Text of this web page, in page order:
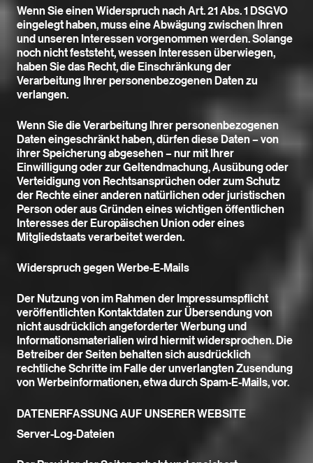
PROGRAMM
CORPORATE EVENTS
RESERVIERUNGEN
LOCATION
KONTAKT
Wenn Sie einen Widerspruch nach Art. 21 Abs. 1 DSGVO
eingelegt haben, muss eine Abwägung zwischen Ihren
und unseren Interessen vorgenommen werden. Solange
noch nicht feststeht, wessen Interessen überwiegen,
haben Sie das Recht, die Einschränkung der
Verarbeitung Ihrer personenbezogenen Daten zu
verlangen.
Wenn Sie die Verarbeitung Ihrer personenbezogenen
Daten eingeschränkt haben, dürfen diese Daten – von
ihrer Speicherung abgesehen – nur mit Ihrer
Einwilligung oder zur Geltendmachung, Ausübung oder
Verteidigung von Rechtsansprüchen oder zum Schutz
der Rechte einer anderen natürlichen oder juristischen
Person oder aus Gründen eines wichtigen öffentlichen
Interesses der Europäischen Union oder eines
Mitgliedstaats verarbeitet werden.
Widerspruch gegen Werbe-E-Mails
Der Nutzung von im Rahmen der Impressumspflicht
veröffentlichten Kontaktdaten zur Übersendung von
nicht ausdrücklich angeforderter Werbung und
Informationsmaterialien wird hiermit widersprochen. Die
Betreiber der Seiten behalten sich ausdrücklich
rechtliche Schritte im Falle der unverlangten Zusendung
von Werbeinformationen, etwa durch Spam-E-Mails, vor.
DATENERFASSUNG AUF UNSERER WEBSITE
Server-Log-Dateien